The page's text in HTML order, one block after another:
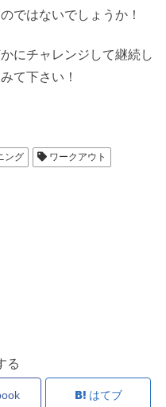
ではないでしょうか！
にチャレンジして継続し
て下さい！
ング ワークアウト
る
はてブ